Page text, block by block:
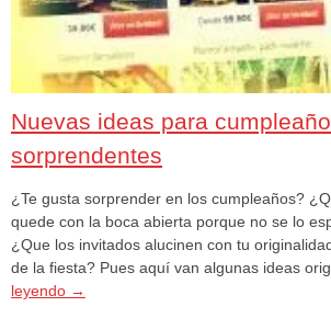
Nuevas ideas para
sorprendentes
¿Te gusta sorprender en los cumpleaños?
quede con la boca abierta porque no se lo
¿Que los invitados alucinen con tu
de la fiesta? Pues aquí van algunas ideas
leyendo →